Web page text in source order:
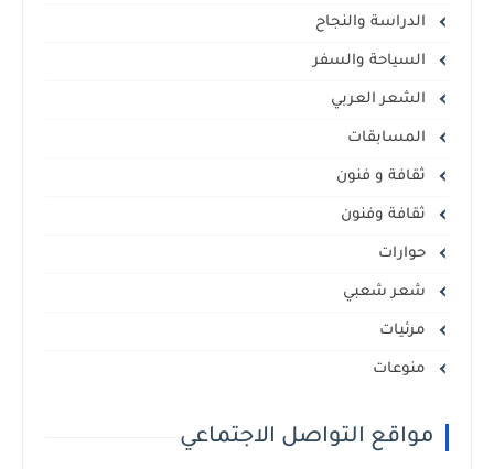
الدراسة والنجاح
السياحة والسفر
الشعر العربي
المسابقات
ثقافة و فنون
ثقافة وفنون
حوارات
شعر شعبي
مرئيات
منوعات
مواقع التواصل الاجتماعي